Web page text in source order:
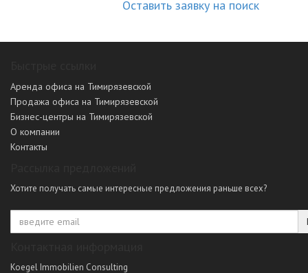
Оставить заявку на поиск
Аренда офиса на Тимирязевской
Продажа офиса на Тимирязевской
Бизнес-центры на Тимирязевской
О компании
Контакты
Хотите получать самые интересные предложения раньше всех?
Koegel Immobilien Consulting